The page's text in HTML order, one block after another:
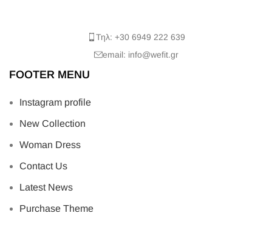
Τηλ: +30 6949 222 639
email: info@wefit.gr
FOOTER MENU
Instagram profile
New Collection
Woman Dress
Contact Us
Latest News
Purchase Theme